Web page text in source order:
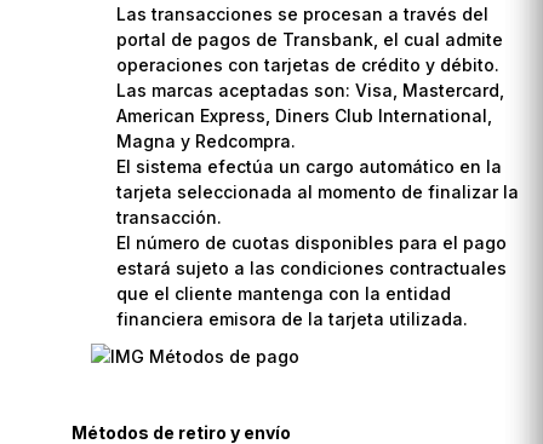
Las transacciones se procesan a través del
portal de pagos de Transbank, el cual admite
operaciones con tarjetas de crédito y débito.
Las marcas aceptadas son: Visa, Mastercard,
American Express, Diners Club International,
Magna y Redcompra.
El sistema efectúa un cargo automático en la
tarjeta seleccionada al momento de finalizar la
transacción.
El número de cuotas disponibles para el pago
estará sujeto a las condiciones contractuales
que el cliente mantenga con la entidad
financiera emisora de la tarjeta utilizada.
Métodos de retiro y envío